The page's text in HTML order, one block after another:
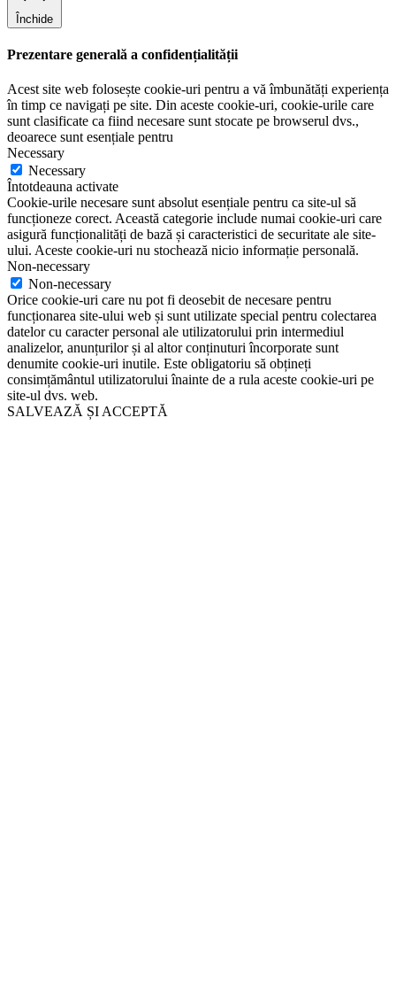
Închide
Prezentare generală a confidențialității
Acest site web folosește cookie-uri pentru a vă îmbunătăți experiența
în timp ce navigați pe site. Din aceste cookie-uri, cookie-urile care
sunt clasificate ca fiind necesare sunt stocate pe browserul dvs.,
deoarece sunt esențiale pentru
Necessary
Necessary
Întotdeauna activate
Cookie-urile necesare sunt absolut esențiale pentru ca site-ul să
funcționeze corect. Această categorie include numai cookie-uri care
asigură funcționalități de bază și caracteristici de securitate ale site-
ului. Aceste cookie-uri nu stochează nicio informație personală.
Non-necessary
Non-necessary
Orice cookie-uri care nu pot fi deosebit de necesare pentru
funcționarea site-ului web și sunt utilizate special pentru colectarea
datelor cu caracter personal ale utilizatorului prin intermediul
analizelor, anunțurilor și al altor conținuturi încorporate sunt
denumite cookie-uri inutile. Este obligatoriu să obțineți
consimțământul utilizatorului înainte de a rula aceste cookie-uri pe
site-ul dvs. web.
SALVEAZĂ ȘI ACCEPTĂ